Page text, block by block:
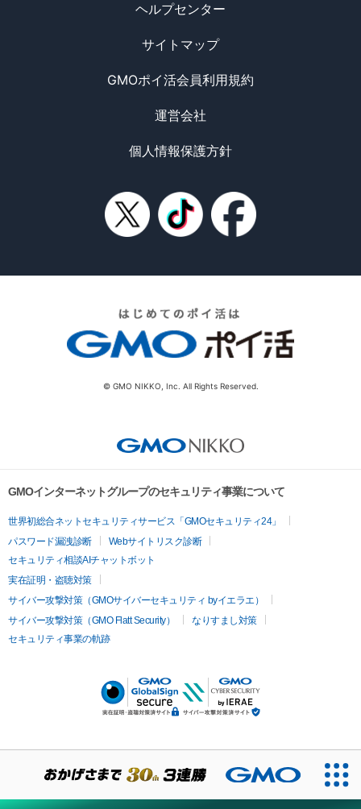
ヘルプセンター
サイトマップ
GMOポイ活会員利用規約
運営会社
個人情報保護方針
© GMO NIKKO, Inc. All Rights Reserved.
GMOインターネットグループのセキュリティ事業について
世界初総合ネットセキュリティサービス「GMOセキュリティ24」
パスワード漏洩診断
Webサイトリスク診断
セキュリティ相談AIチャットボット
実在証明・盗聴対策
サイバー攻撃対策（GMOサイバーセキュリティ byイエラエ）
サイバー攻撃対策（GMO Flatt Security）
なりすまし対策
セキュリティ事業の軌跡